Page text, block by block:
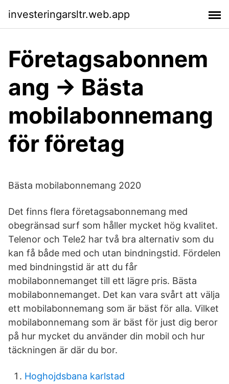
investeringarsltr.web.app
Företagsabonnem
ang → Bästa
mobilabonnemang
för företag
Bästa mobilabonnemang 2020
Det finns flera företagsabonnemang med
obegränsad surf som håller mycket hög kvalitet.
Telenor och Tele2 har två bra alternativ som du
kan få både med och utan bindningstid. Fördelen
med bindningstid är att du får
mobilabonnemanget till ett lägre pris. Bästa
mobilabonnemanget. Det kan vara svårt att välja
ett mobilabonnemang som är bäst för alla. Vilket
mobilabonnemang som är bäst för just dig beror
på hur mycket du använder din mobil och hur
täckningen är där du bor.
Hoghojdsbana karlstad